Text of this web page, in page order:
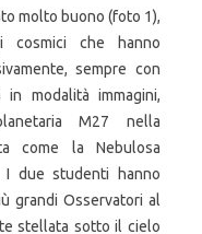
molto buono (foto 1),
cosmici che hanno
sempre con
in modalità immagini,
M27 nella
come la Nebulosa
due studenti hanno
grandi Osservatori al
stellata sotto il cielo